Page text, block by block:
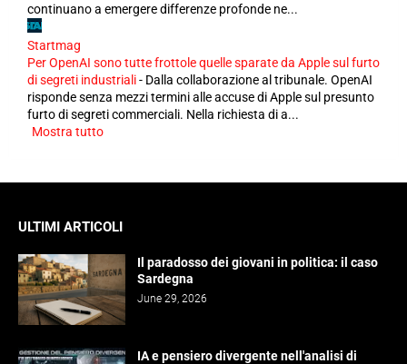
continuano a emergere differenze profonde ne...
Startmag
Per OpenAI sono tutte frottole quelle sparate da Apple sul furto
di segreti industriali- Dalla collaborazione al tribunale. OpenAI
risponde senza mezzi termini alle accuse di Apple sul presunto
furto di segreti commerciali. Nella richiesta di a...
Mostra tutto
ULTIMI ARTICOLI
Il paradosso dei giovani in politica: il caso
Sardegna
June 29, 2026
IA e pensiero divergente nell'analisi di